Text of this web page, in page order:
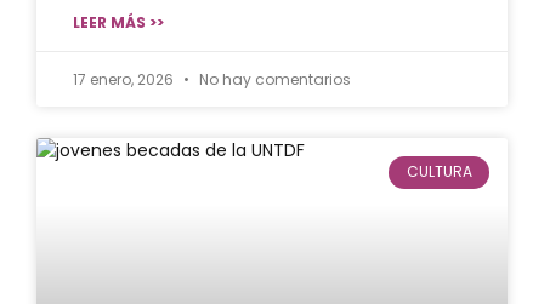
LEER MÁS >>
17 enero, 2026 No hay comentarios
CULTURA